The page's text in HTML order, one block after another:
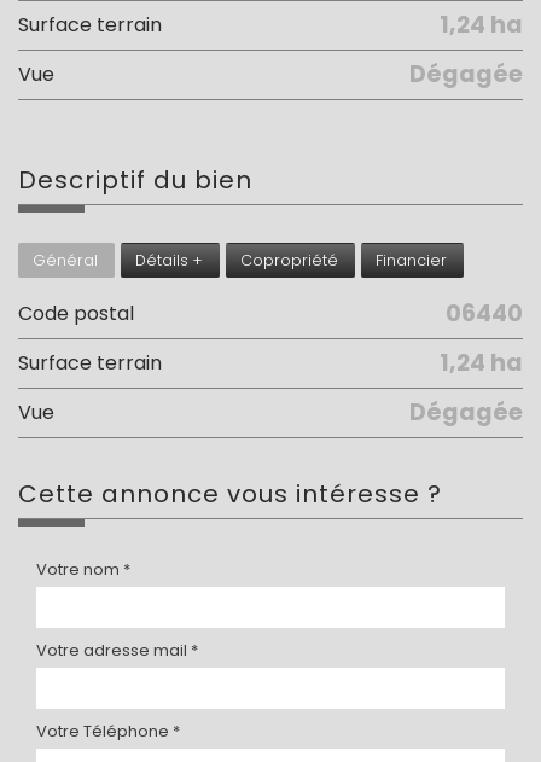
surface terrain 1,24 ha
Vue Dégagée
descriptif du bien
Général Détails + Copropriété Financier
Code postal 06440
surface terrain 1,24 ha
Vue Dégagée
cette annonce vous intéresse ?
Votre nom *
Votre adresse mail *
Votre Téléphone *